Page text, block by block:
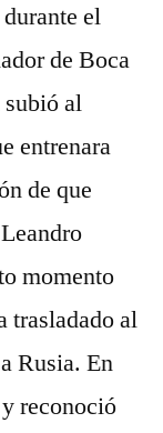
el
de Boca
al
entrenara
de que
momento
trasladado al
Rusia. En
reconoció